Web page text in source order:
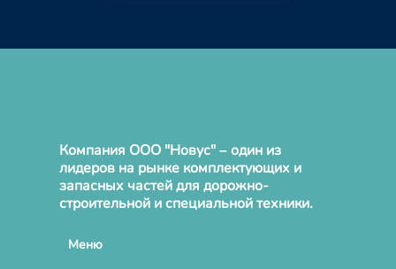
Компания ООО "Новус" – один из
лидеров на рынке комплектующих и
запасных частей для дорожно-
строительной и специальной техники.
Меню